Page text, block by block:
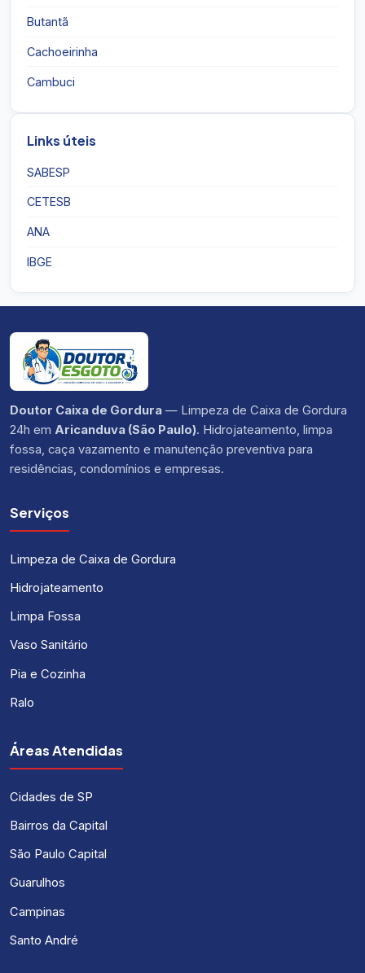
Butantã
Cachoeirinha
Cambuci
Links úteis
SABESP
CETESB
ANA
IBGE
Doutor Caixa de Gordura — Limpeza de Caixa de Gordura
24h em Aricanduva (São Paulo). Hidrojateamento, limpa
fossa, caça vazamento e manutenção preventiva para
residências, condomínios e empresas.
Serviços
Limpeza de Caixa de Gordura
Hidrojateamento
Limpa Fossa
Vaso Sanitário
Pia e Cozinha
Ralo
Áreas Atendidas
Cidades de SP
Bairros da Capital
São Paulo Capital
Guarulhos
Campinas
Santo André